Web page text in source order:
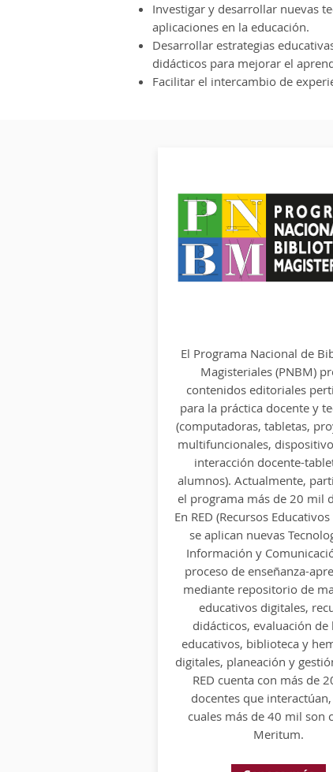
Investigar y desarrollar nuevas
aplicaciones en la educación.
Desarrollar estrategias
didácticos para mejorar el
Facilitar el intercambio de
El Programa Nacional de
Magisteriales (pnbm)
contenidos editoriales
para la práctica docente y
(computadoras, tabletas,
multifuncionales,
interacción docente-
alumnos). Actualmente,
el programa más de 20 mil
En red (Recursos Educativos
se aplican nuevas
Información y
proceso de enseñanza -
mediante repositorio de
educativos digitales,
didácticos, evaluación de
educativos, biblioteca y
digitales, planeación y
red cuenta con más de
docentes que
cuales más de 40 mil son
Meritum.
El Programa Nacional de
Magisteriales (PNBM)
contenidos editoriales
para la práctica docente y
(computadoras, tabletas,
multifuncionales,
interacción docente-
alumnos). Actualmente,
el programa más de 20 mil
En RED (Recursos
se aplican nuevas
Información y
proceso de enseñanza-
mediante repositorio de
educativos digitales,
didácticos, evaluación de
educativos, biblioteca y
digitales, planeación y
RED cuenta con más de
docentes que
cuales más de 40 mil son
Meritum.